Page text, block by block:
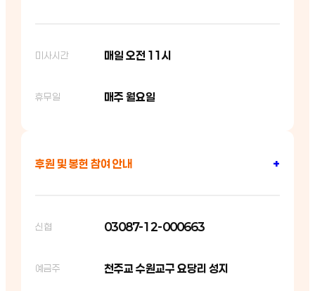
미사시간 매일 오전 11시
휴무일 매주 월요일
후원 및 봉헌 참여 안내 +
신협 03087-12-000663
예금주 천주교 수원교구 요당리 성지